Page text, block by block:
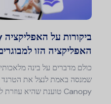
האפליקציה הזו
כולם מדברים על בינה
שמנסה באמת לנצל את הטרנד
Canopy טוענת שהיא עוזרת ליצור...